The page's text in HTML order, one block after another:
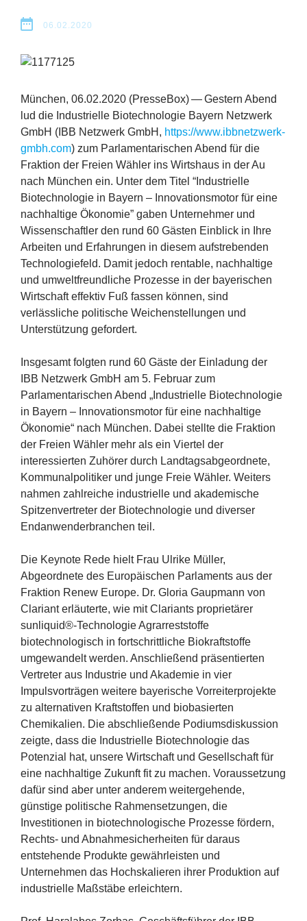
Aktuelles
06.02.2020
München, 06.02.2020 (PresseBox) —Gestern Abend
lud die Industrielle Biotechnologie Bayern Netzwerk
GmbH ( IBB Netzwerk GmbH, https://​www​.ibbnetzwerk​-
gmbh​.com) zum Parlamentarischen Abend für die
Fraktion der Freien Wähler ins Wirtshaus in der Au
nach München ein. Unter dem Titel “ Industrielle
Biotechnologie in Bayern – Innovationsmotor für eine
nachhaltige Ökonomie” gaben Unternehmer und
Wissenschaftler den rund 60 Gästen Einblick in Ihre
Arbeiten und Erfahrungen in diesem aufstrebenden
Technologiefeld. Damit jedoch rentable, nachhaltige
und umweltfreundliche Prozesse in der bayerischen
Wirtschaft effektiv Fuß fassen können, sind
verlässliche politische Weichenstellungen und
Unterstützung gefordert.
Insgesamt folgten rund 60 Gäste der Einladung der
IBB Netzwerk GmbH am 5. Februar zum
Parlamentarischen Abend „ Industrielle Biotechnologie
in Bayern – Innovationsmotor für eine nachhaltige
Ökonomie“ nach München. Dabei stellte die Fraktion
der Freien Wähler mehr als ein Viertel der
interessierten Zuhörer durch Landtagsabgeordnete,
Kommunalpolitiker und junge Freie Wähler. Weiters
nahmen zahlreiche industrielle und akademische
Spitzenvertreter der Biotechnologie und diverser
Endanwenderbranchen teil.
Die Keynote Rede hielt Frau Ulrike Müller,
Abgeordnete des Europäischen Parlaments aus der
Fraktion Renew Europe. Dr. Gloria Gaupmann von
Clariant erläuterte, wie mit Clariants proprietärer
sunliquid®-Technologie Agrarreststoffe
biotechnologisch in fortschrittliche Biokraftstoffe
umgewandelt werden. Anschließend präsentierten
Vertreter aus Industrie und Akademie in vier
Impulsvorträgen weitere bayerische Vorreiterprojekte
zu alternativen Kraftstoffen und biobasierten
Chemikalien. Die abschließende Podiumsdiskussion
zeigte, dass die Industrielle Biotechnologie das
Potenzial hat, unsere Wirtschaft und Gesellschaft für
eine nachhaltige Zukunft fit zu machen. Voraussetzung
dafür sind aber unter anderem weitergehende,
günstige politische Rahmensetzungen, die
Investitionen in biotechnologische Prozesse fördern,
Rechts- und Abnahmesicherheiten für daraus
entstehende Produkte gewährleisten und
Unternehmen das Hochskalieren ihrer Produktion auf
industrielle Maßstäbe erleichtern.